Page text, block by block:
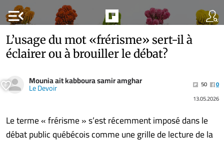
menu_open
L’usage du mot «frérisme» sert-il à
éclairer ou à brouiller le débat?
Mounia ait kabboura samir amghar
Le Devoir 50
0
13.05.2026
Le terme « frérisme » s’est récemment imposé dans le
débat public québécois comme une grille de lecture de la